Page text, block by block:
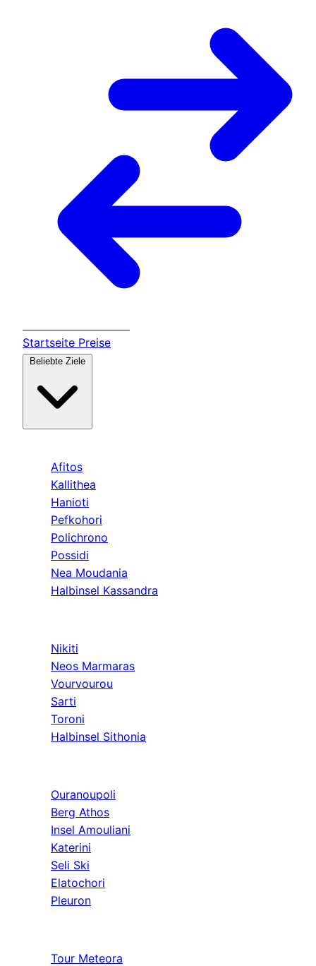
Startseite Preise
Afitos
Kallithea
Hanioti
Pefkohori
Polichrono
Possidi
Nea Moudania
Halbinsel Kassandra
Nikiti
Neos Marmaras
Vourvourou
Sarti
Toroni
Halbinsel Sithonia
Ouranoupoli
Berg Athos
Insel Amouliani
Katerini
Seli Ski
Elatochori
Pleuron
Tour Meteora